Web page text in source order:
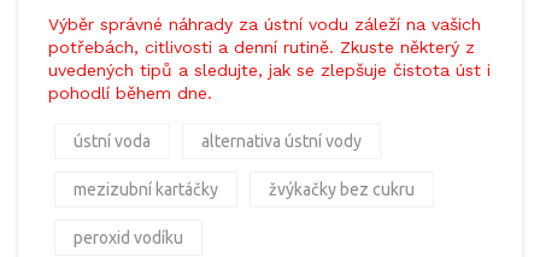
Výběr správné náhrady za ústní vodu záleží na vašich
potřebách, citlivosti a denní rutině. Zkuste některý z
uvedených tipů a sledujte, jak se zlepšuje čistota úst i
pohodlí během dne.
ústní voda alternativa ústní vody
mezizubní kartáčky žvýkačky bez cukru
peroxid vodíku